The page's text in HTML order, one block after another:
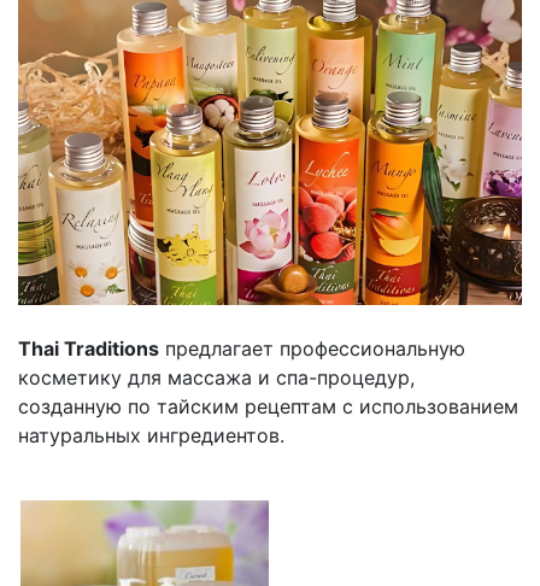
Thai Traditions предлагает профессиональную
косметику для массажа и спа-процедур,
созданную по тайским рецептам с использованием
натуральных ингредиентов.